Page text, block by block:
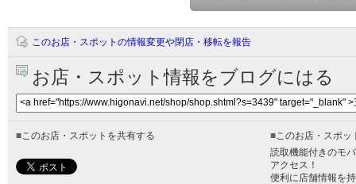
このお店・スポットの情報変更や閉店・移転を報告
お店・スポット情報をブログにはる
■ このお店・スポットを共有する ■ このお店・スポ
読取機能付きのモ
アクセス！
便利に店舗情報を